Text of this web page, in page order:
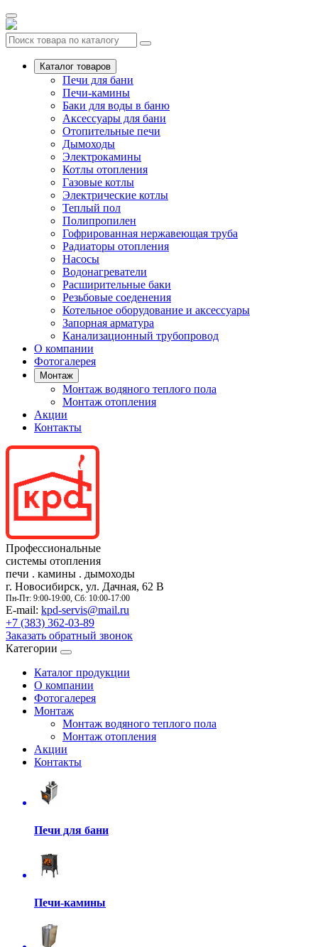
Каталог товаров
Печи для бани
Печи-камины
Баки для воды в баню
Аксессуары для бани
Отопительные печи
Дымоходы
Электрокамины
Котлы отопления
Газовые котлы
Электрические котлы
Теплый пол
Полипропилен
Гофрированная нержавеющая труба
Радиаторы отопления
Насосы
Водонагреватели
Расширительные баки
Резьбовые соеденения
Котельное оборудование и аксессуары
Запорная арматура
Канализационный трубопровод
О компании
Фотогалерея
Монтаж
Монтаж водяного теплого пола
Монтаж отопления
Акции
Контакты
Профессиональные
системы отопления
печи . камины . дымоходы
г. Новосибирск, ул. Дачная, 62 В
Пн-Пт: 9:00-19:00, Сб: 10:00-17:00
E-mail: kpd-servis@mail.ru
+7 (383) 362-03-89
Заказать обратный звонок
Категории
Каталог продукции
О компании
Фотогалерея
Монтаж
Монтаж водяного теплого пола
Монтаж отопления
Акции
Контакты
Печи для бани
Печи-камины